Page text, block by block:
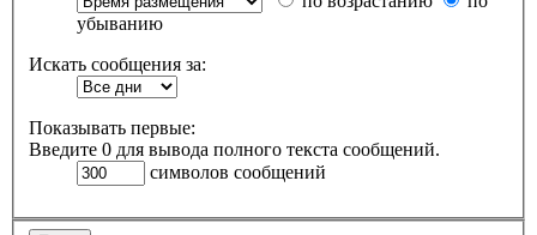
убыванию
Искать сообщения за:
Показывать первые:
Введите 0 для вывода полного текста сообщений.
символов сообщений